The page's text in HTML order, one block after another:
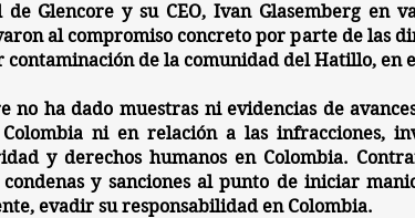
Glencore y su CEO, Ivan Glasemberg en
al compromiso concreto por parte de las
de la comunidad del Hatillo, en
no ha dado muestras ni evidencias de
ni en relación a las infracciones,
y derechos humanos en Colombia.
condenas y sanciones al punto de iniciar
evadir su responsabilidad en Colombia.